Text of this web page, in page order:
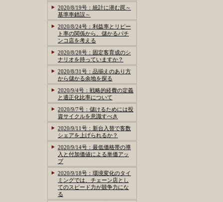
2020/8/19号：統計に潜む罠～
基準率錯誤～
2020/8/24号：利益率とリピー
ト率の関係から、儲かるパチ
ンコ店を考える
2020/8/28号：固定客育成のシ
ナリオを持っていますか？
2020/8/31号：品揃えのあり方
から儲かる余地を探る
2020/9/4号：戦略的経費の定義
と適正化比率について
2020/9/7号：儲けるためには投
資サイクルを意識すべき
2020/9/11号：新台入替で客数
シェアを上げられるか？
2020/9/14号：最低価格帯の導
入と付加価値による単価アッ
プ
2020/9/18号：環境変化のタイ
ミングでは、チェーン店とし
てのスピード力が競争力にな
る